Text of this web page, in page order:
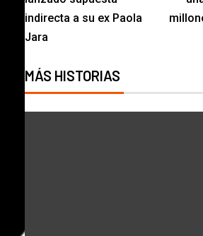
indirecta a su ex Paola
Jara
MÁS HISTORIAS